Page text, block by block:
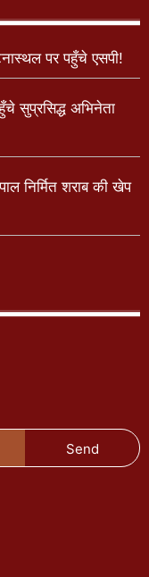
पर पहुँचे एसपी!
सुप्रसिद्ध अभिनेता
निर्मित शराब की खेप
Send